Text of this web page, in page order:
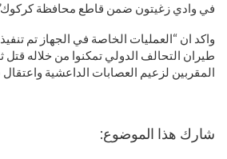
في وادي زغيتون ضمن قاطع محافظة
واكد ان “العمليات الخاصة في الجهاز تم
طيران التحالف الدولي تمكنوا من خلاله قتل
المقربين لزعيم العصابات الداعشية واعتقال
شارك هذا الموضوع: